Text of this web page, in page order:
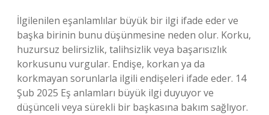
İlgilenilen eşanlamlılar büyük bir ilgi ifade eder ve
başka birinin bunu düşünmesine neden olur. Korku,
huzursuz belirsizlik, talihsizlik veya başarısızlık
korkusunu vurgular. Endişe, korkan ya da
korkmayan sorunlarla ilgili endişeleri ifade eder. 14
Şub 2025 Eş anlamları büyük ilgi duyuyor ve
düşünceli veya sürekli bir başkasına bakım sağlıyor.